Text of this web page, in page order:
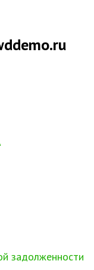
задолженности